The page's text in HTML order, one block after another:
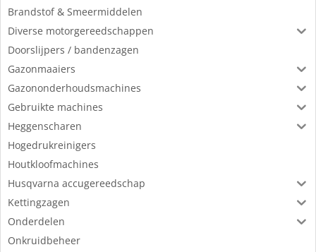
Brandstof & Smeermiddelen
Diverse motorgereedschappen
Doorslijpers / bandenzagen
Gazonmaaiers
Gazononderhoudsmachines
Gebruikte machines
Heggenscharen
Hogedrukreinigers
Houtkloofmachines
Husqvarna accugereedschap
Kettingzagen
Onderdelen
Onkruidbeheer